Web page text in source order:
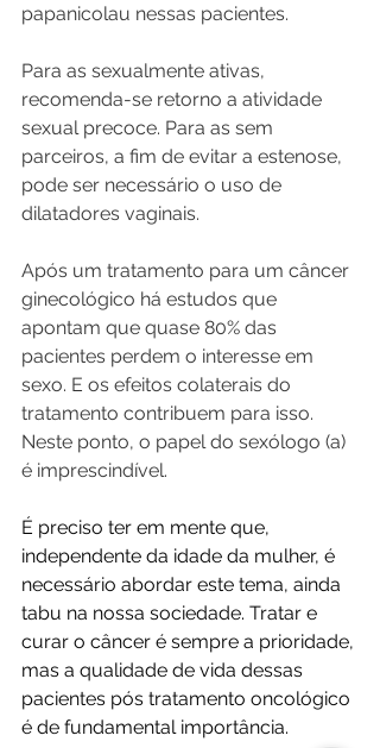
papanicolau nessas pacientes.
Para as sexualmente ativas,
recomenda-se retorno a atividade
sexual precoce. Para as sem
parceiros, a fim de evitar a estenose,
pode ser necessário o uso de
dilatadores vaginais.
Após um tratamento para um câncer
ginecológico há estudos que
apontam que quase 80% das
pacientes perdem o interesse em
sexo. E os efeitos colaterais do
tratamento contribuem para isso.
Neste ponto, o papel do sexólogo (a)
é imprescindível.
É preciso ter em mente que,
independente da idade da mulher, é
necessário abordar este tema, ainda
tabu na nossa sociedade. Tratar e
curar o câncer é sempre a prioridade,
mas a qualidade de vida dessas
pacientes pós tratamento oncológico
é de fundamental importância.